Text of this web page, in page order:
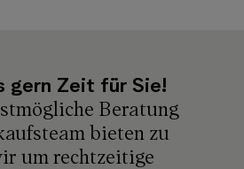
gern Zeit für Sie!
Beratung
bieten zu
um rechtzeitige